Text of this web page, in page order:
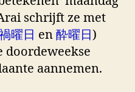
schrijft ze met
曜日 en 酔曜日)
aannemen.